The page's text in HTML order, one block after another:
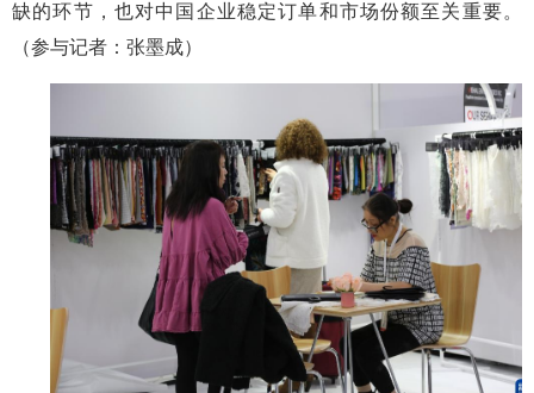
缺的环节，也对中国企业稳定订单和市场份额至关重要。
（参与记者：张墨成）